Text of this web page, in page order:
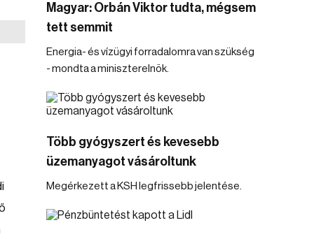
Magyar: Orbán Viktor tudta, mégsem
tett semmit
Energia- és vízügyi forradalomra van szükség
- mondta a miniszterelnök.
Több gyógyszert és kevesebb
üzemanyagot vásároltunk
Megérkezett a KSH legfrissebb jelentése.